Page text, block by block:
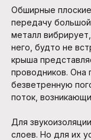
Обширные
передачу
металл
него, будто не
крыша
проводников. Она
безветренную
поток,
Для
слоев. Но для их